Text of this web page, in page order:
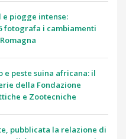
piogge intense:
fotografa i cambiamenti
e peste suina africana: il
della Fondazione
e Zootecniche
pubblicata la relazione di